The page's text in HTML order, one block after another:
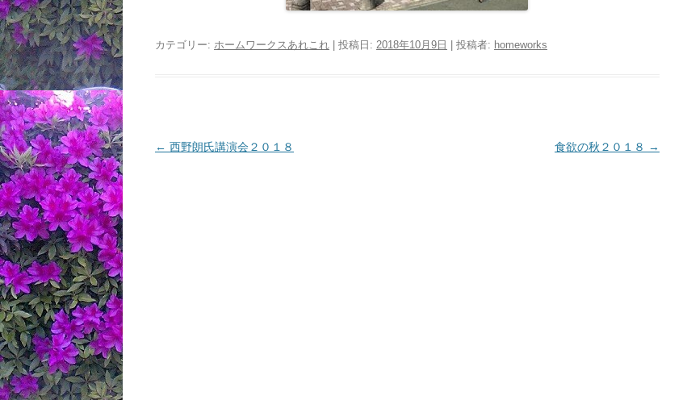
カテゴリー: ホームワークスあれこれ | 投稿日: 2018年10月9日 投稿者: homeworks
投
← 西野朗氏講演会２０１８ 食欲の秋２０１８ →